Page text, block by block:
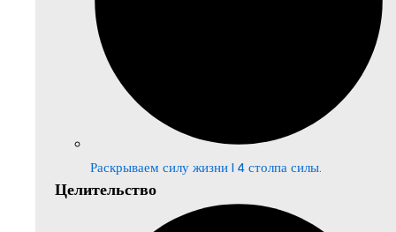
Раскрываем силу жизни | 4 столпа силы.
Целительство